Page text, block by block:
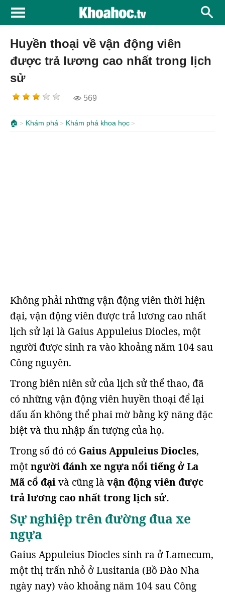
Huyền thoại về vận động viên
được trả lương cao nhất trong lịch
sử
569
🏠 Khám phá Khám phá khoa học
Không phải những vận động viên thời hiện
đại, vận động viên được trả lương cao nhất
lịch sử lại là Gaius Appuleius Diocles, một
người được sinh ra vào khoảng năm 104 sau
Công nguyên.
Trong biên niên sử của lịch sử thể thao, đã
có những vận động viên huyền thoại để lại
dấu ấn không thể phai mờ bằng kỹ năng đặc
biệt và thu nhập ấn tượng của họ.
Trong số đó có Gaius Appuleius Diocles,
mộtngười đánh xe ngựa nổi tiếng ở La
Mã cổ đạivà cũng là vận động viên được
trả lương cao nhất trong lịch sử.
Sự nghiệp trên đường đua xe
ngựa
Gaius Appuleius Diocles sinh ra ở Lamecum,
một thị trấn nhỏ ở Lusitania (Bồ Đào Nha
ngày nay) vào khoảng năm 104 sau Công